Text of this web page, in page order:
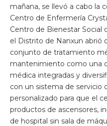
mañana, se llevó a cabo la
Centro de Enfermería
Centro de Bienestar Social
el Distrito de Nanxun abrió
conjunto de tratamiento
mantenimiento como una
médica integradas y
con un sistema de servicio
personalizado para que el
productos de ascensores,
de hospital sin sala de